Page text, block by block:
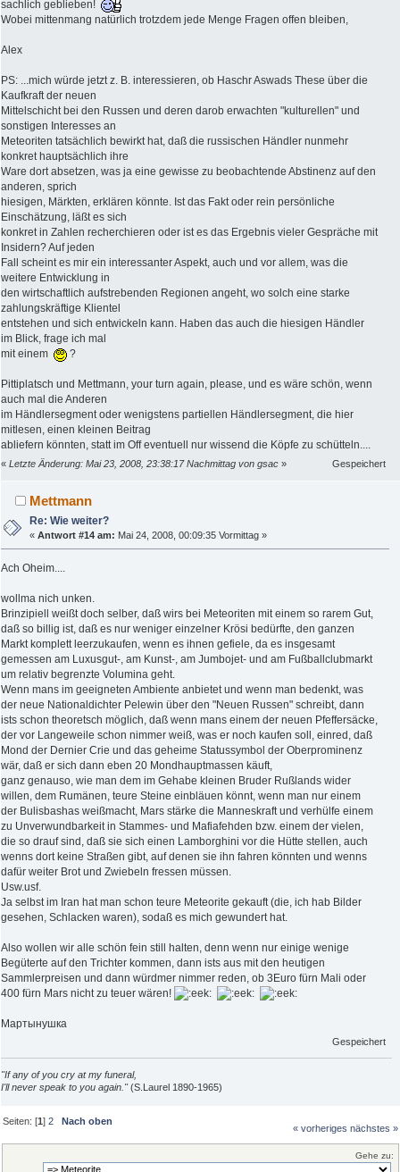
sachlich geblieben!
Wobei mittenmang natürlich trotzdem jede Menge Fragen offen bleiben,
Alex
PS: ...mich würde jetzt z. B. interessieren, ob Haschr Aswads These über die
Kaufkraft der neuen
Mittelschicht bei den Russen und deren darob erwachten "kulturellen" und
sonstigen Interesses an
Meteoriten tatsächlich bewirkt hat, daß die russischen Händler nunmehr
konkret hauptsächlich ihre
Ware dort absetzen, was ja eine gewisse zu beobachtende Abstinenz auf den
anderen, sprich
hiesigen, Märkten, erklären könnte. Ist das Fakt oder rein persönliche
Einschätzung, läßt es sich
konkret in Zahlen recherchieren oder ist es das Ergebnis vieler Gespräche mit
Insidern? Auf jeden
Fall scheint es mir ein interessanter Aspekt, auch und vor allem, was die
weitere Entwicklung in
den wirtschaftlich aufstrebenden Regionen angeht, wo solch eine starke
zahlungskräftige Klientel
entstehen und sich entwickeln kann. Haben das auch die hiesigen Händler
im Blick, frage ich mal
mit einem
?
Pittiplatsch und Mettmann, your turn again, please, und es wäre schön, wenn
auch mal die Anderen
im Händlersegment oder wenigstens partiellen Händlersegment, die hier
mitlesen, einen kleinen Beitrag
abliefern könnten, statt im Off eventuell nur wissend die Köpfe zu schütteln....
« Letzte Änderung: Mai 23, 2008, 23:38:17 Nachmittag von gsac » Gespeichert
Mettmann
Re: Wie weiter?
«Antwort #14 am: Mai 24, 2008, 00:09:35 Vormittag »
Ach Oheim....
wollma nich unken.
Brinzipiell weißt doch selber, daß wirs bei Meteoriten mit einem so rarem Gut,
daß so billig ist, daß es nur weniger einzelner Krösi bedürfte, den ganzen
Markt komplett leerzukaufen, wenn es ihnen gefiele, da es insgesamt
gemessen am Luxusgut-, am Kunst-, am Jumbojet- und am Fußballclubmarkt
um relativ begrenzte Volumina geht.
Wenn mans im geeigneten Ambiente anbietet und wenn man bedenkt, was
der neue Nationaldichter Pelewin über den "Neuen Russen" schreibt, dann
ists schon theoretsch möglich, daß wenn mans einem der neuen Pfeffersäcke,
der vor Langeweile schon nimmer weiß, was er noch kaufen soll, einred, daß
Mond der Dernier Crie und das geheime Statussymbol der Oberprominenz
wär, daß er sich dann eben 20 Mondhauptmassen käuft,
ganz genauso, wie man dem im Gehabe kleinen Bruder Rußlands wider
willen, dem Rumänen, teure Steine einbläuen könnt, wenn man nur einem
der Bulisbashas weißmacht, Mars stärke die Manneskraft und verhülfe einem
zu Unverwundbarkeit in Stammes- und Mafiafehden bzw. einem der vielen,
die so drauf sind, daß sie sich einen Lamborghini vor die Hütte stellen, auch
wenns dort keine Straßen gibt, auf denen sie ihn fahren könnten und wenns
dafür weiter Brot und Zwiebeln fressen müssen.
Usw.usf.
Ja selbst im Iran hat man schon teure Meteorite gekauft (die, ich hab Bilder
gesehen, Schlacken waren), sodaß es mich gewundert hat.
Also wollen wir alle schön fein still halten, denn wenn nur einige wenige
Begüterte auf den Trichter kommen, dann ists aus mit den heutigen
Sammlerpreisen und dann würdmer nimmer reden, ob 3Euro fürn Mali oder
400 fürn Mars nicht zu teuer wären!
Мартынушка
Gespeichert
"If any of you cry at my funeral,
I'll never speak to you again."(S.Laurel 1890-1965)
Seiten: [1]2 Nach oben
« vorheriges nächstes »
Gehe zu: